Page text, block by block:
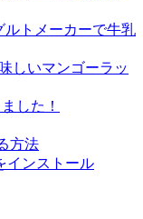
ルトメーカーで牛乳
しいマンゴーラッ
した！
方法
インストール